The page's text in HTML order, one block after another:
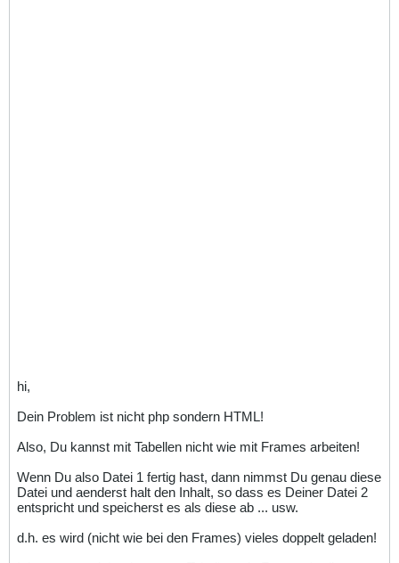
hi,
Dein Problem ist nicht php sondern HTML!
Also, Du kannst mit Tabellen nicht wie mit Frames arbeiten!
Wenn Du also Datei 1 fertig hast, dann nimmst Du genau diese
Datei und aenderst halt den Inhalt, so dass es Deiner Datei 2
entspricht und speicherst es als diese ab ... usw.
d.h. es wird (nicht wie bei den Frames) vieles doppelt geladen!